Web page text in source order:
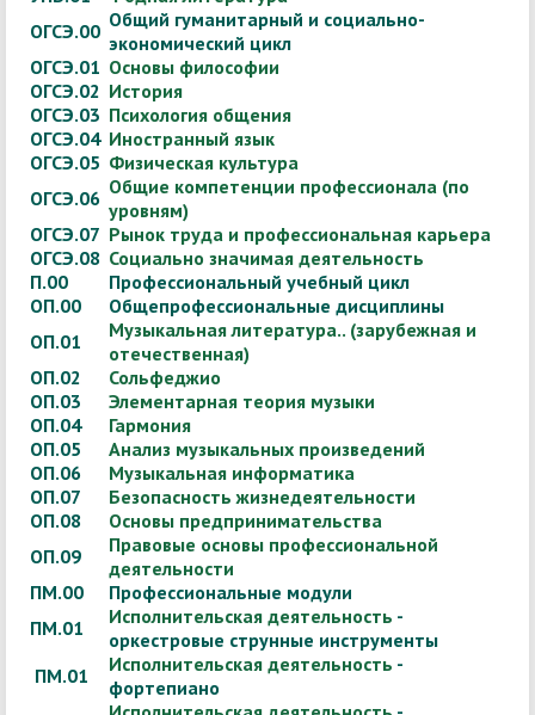
ОГСЭ.00 Общий гуманитарный и социально-
экономический цикл
ОГСЭ.01 Основы философии
ОГСЭ.02 История
ОГСЭ.03 Психология общения
ОГСЭ.04 Иностранный язык
ОГСЭ.05 Физическая культура
ОГСЭ.06 Общие компетенции профессионала (по
уровням)
ОГСЭ.07 Рынок труда и профессиональная карьера
ОГСЭ.08 Социально значимая деятельность
П.00
Профессиональный учебный цикл
ОП.00
Общепрофессиональные дисциплины
ОП.01
Музыкальная литература.. (зарубежная и
отечественная)
ОП.02
Сольфеджио
ОП.03
Элементарная теория музыки
ОП.04
Гармония
ОП.05
Анализ музыкальных произведений
ОП.06
Музыкальная информатика
ОП.07
Безопасность жизнедеятельности
ОП.08
Основы предпринимательства
ОП.09
Правовые основы профессиональной
деятельности
ПМ.00
Профессиональные модули
ПМ.01
Исполнительская деятельность -
оркестровые струнные инструменты
ПМ.01
Исполнительская деятельность -
фортепиано